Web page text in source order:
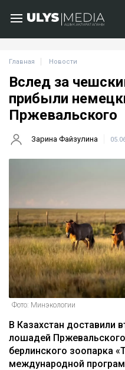
Главная Новости
Вслед за
прибыли
Пржевальского
Зарина Файзулина
Фото: Минэкологии
В Казахстан доставили
лошадей
берлинского зоопарка
международной